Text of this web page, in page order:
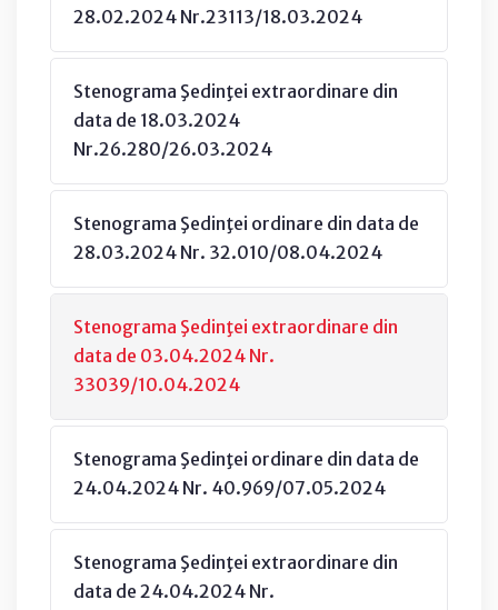
28.02.2024 Nr.23113/18.03.2024
Stenograma Şedinţei extraordinare din
data de 18.03.2024
Nr.26.280/26.03.2024
Stenograma Şedinţei ordinare din data de
28.03.2024 Nr. 32.010/08.04.2024
Stenograma Şedinţei extraordinare din
data de 03.04.2024 Nr.
33039/10.04.2024
Stenograma Şedinţei ordinare din data de
24.04.2024 Nr. 40.969/07.05.2024
Stenograma Şedinţei extraordinare din
data de 24.04.2024 Nr.